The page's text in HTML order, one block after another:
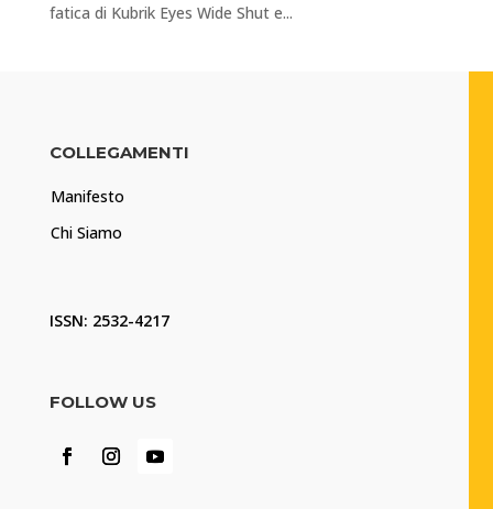
fatica di Kubrik Eyes Wide Shut e...
COLLEGAMENTI
Manifesto
Chi Siamo
ISSN: 2532-4217
FOLLOW US